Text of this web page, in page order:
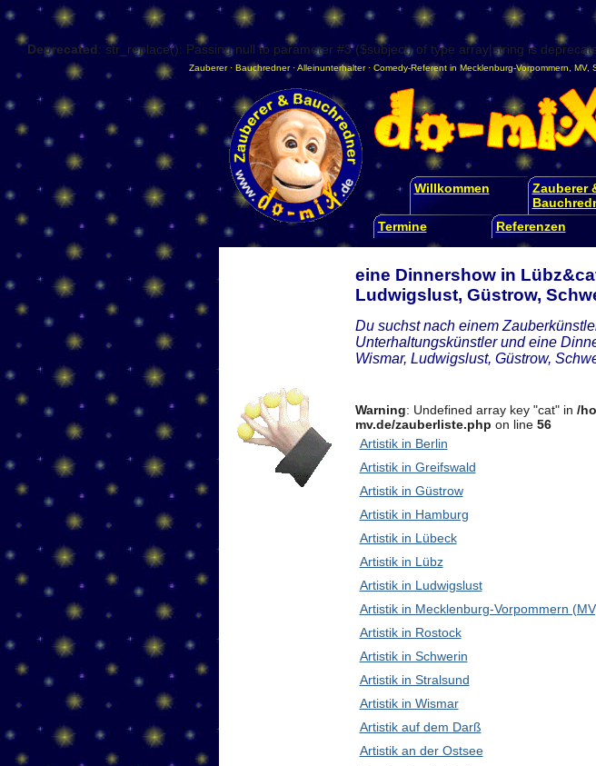
Deprecated: str_replace(): Passing null to parameter #3 ($subject) of type array|string is
Zauberer· Bauchredner·Alleinunterhalter· Comedy-Referent in Mecklenburg-Vorpommern MV,
Willkommen
Zauberer
Termine Referenzen
eine Dinnershow in
Ludwigslust, Güstrow,
Du suchst nach einem
Unterhaltungskünstler und eine
Wismar, Ludwigslust, Güstrow,
Warning: Undefined array key "cat" in /
mv.de/zauberliste.php on line 56
Artistik in Berlin
Artistik in Greifswald
Artistik in Güstrow
Artistik in Hamburg
Artistik in Lübeck
Artistik in Lübz
Artistik in Ludwigslust
Artistik in Mecklenburg-Vorpommern
Artistik in Rostock
Artistik in Schwerin
Artistik in Stralsund
Artistik in Wismar
Artistik auf dem Darß
Artistik an der Ostsee